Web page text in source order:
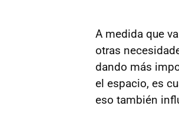
A medida que
otras
dando más
el espacio, es
eso también